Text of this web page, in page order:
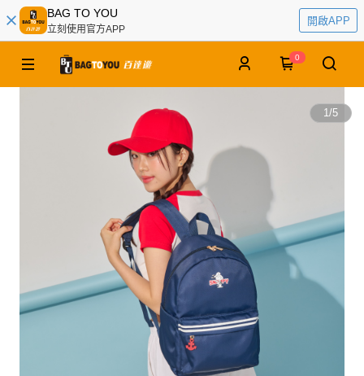
BAG TO YOU
立刻使用官方APP
開啟APP
0
1/5